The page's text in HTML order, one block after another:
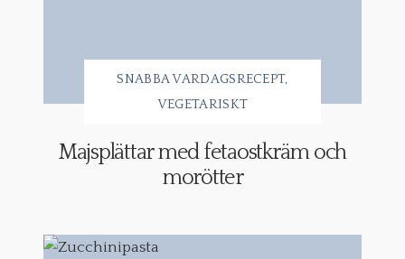
SNABBA VARDAGSRECEPT
VEGETARISKT
Majsplättar med fetaostkräm och
morötter